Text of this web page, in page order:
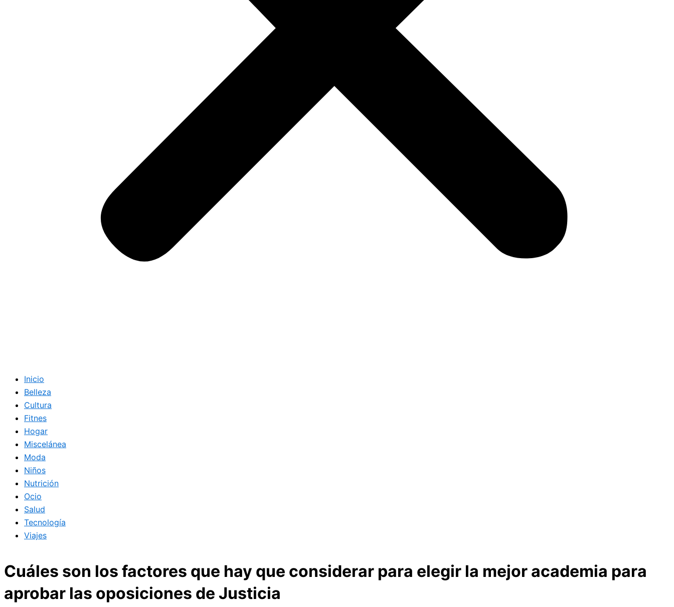
Inicio
Belleza
Cultura
Fitnes
Hogar
Miscelánea
Moda
Niños
Nutrición
Ocio
Salud
Tecnología
Viajes
Cuáles son los factores que hay que considerar para elegir la mejor academia para
aprobar las oposiciones de Justicia